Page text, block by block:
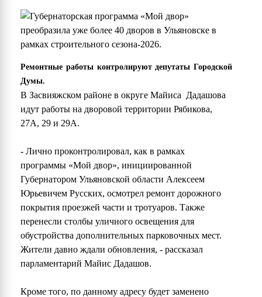
Ремонтные работы контролируют депутаты Городской
Думы.
В Засвияжском районе в округе Майиса Дадашова
идут работы на дворовой территории Рябикова,
27А, 29 и 29А.
- Лично проконтролировал, как в рамках
программы «Мой двор», инициированной
Губернатором Ульяновской области Алексеем
Юрьевичем Русских, осмотрел ремонт дорожного
покрытия проезжей части и тротуаров. Также
перенесли столбы уличного освещения для
обустройства дополнительных парковочных мест.
Жители давно ждали обновления, - рассказал
парламентарий Майис Дадашов.
Кроме того, по данному адресу будет заменено